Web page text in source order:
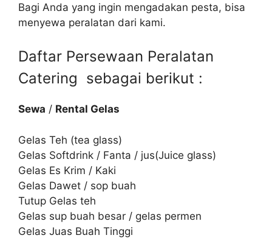
Bagi Anda yang ingin mengadakan pesta, bisa
menyewa peralatan dari kami.
Daftar Persewaan Peralatan
Catering sebagai berikut :
Sewa / Rental Gelas
Gelas Teh (tea glass)
Gelas Softdrink / Fanta / jus(Juice glass)
Gelas Es Krim / Kaki
Gelas Dawet / sop buah
Tutup Gelas teh
Gelas sup buah besar / gelas permen
Gelas Juas Buah Tinggi